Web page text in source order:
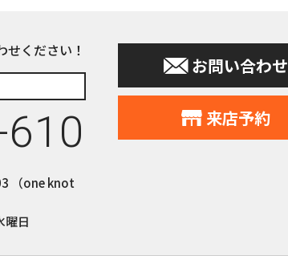
ください！
（one knot
日
お問い合わせ
来店予約